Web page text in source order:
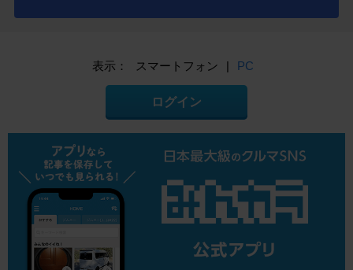
表示： スマートフォン | PC
ログイン